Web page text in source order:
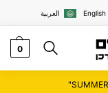
العربية English
0